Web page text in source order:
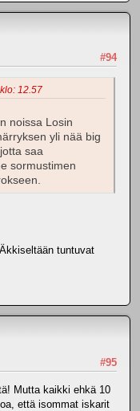
#94
12.57
noissa Losin
yli nää big
saa
sormustimen
tuntuvat
#95
Mutta kaikki ehkä 10
että isommat iskarit